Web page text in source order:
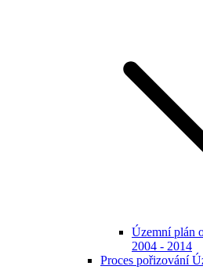
Územní plán
2004 - 2014
Proces pořizování